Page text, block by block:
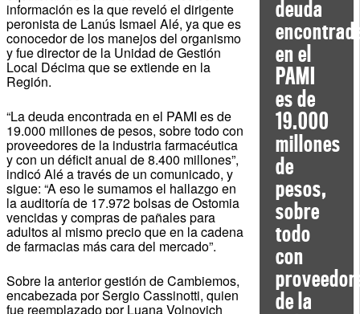
deuda
en el
PAMI
es de
19.000
millones
de
pesos,
sobre
todo
con
de la
información es la que reveló el dirigente
peronista de Lanús Ismael Alé, ya que es
conocedor de los manejos del organismo
y fue director de la Unidad de Gestión
Local Décima que se extiende en la
Región.
“La deuda encontrada en el PAMI es de
19.000 millones de pesos, sobre todo con
proveedores de la industria farmacéutica
y con un déficit anual de 8.400 millones”,
indicó Alé a través de un comunicado, y
sigue: “A eso le sumamos el hallazgo en
la auditoría de 17.972 bolsas de Ostomia
vencidas y compras de pañales para
adultos al mismo precio que en la cadena
de farmacias más cara del mercado”.
Sobre la anterior gestión de Cambiemos,
encabezada por Sergio Cassinotti, quien
fue reemplazado por Luana Volnovich